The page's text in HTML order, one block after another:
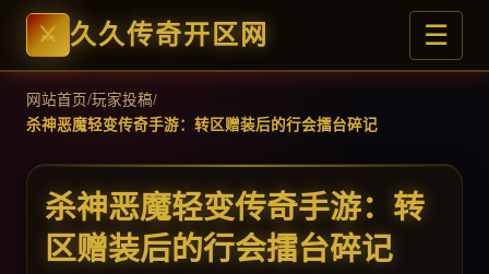
久久传奇开区网 ☰
网站首页/玩家投稿/
杀神恶魔轻变传奇手游：转区赠装后的行会擂台碎记
杀神恶魔轻变传奇手游：转
区赠装后的行会擂台碎记